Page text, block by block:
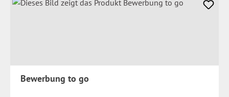
Bewerbung to go